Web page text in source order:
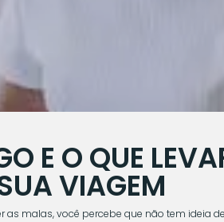
E O QUE
VIAGEM
malas, você percebe que não tem ideia